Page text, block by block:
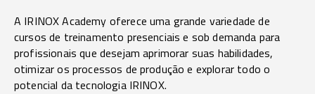
A IRINOX Academy oferece uma grande variedade de
cursos de treinamento presenciais e sob demanda para
profissionais que desejam aprimorar suas habilidades,
otimizar os processos de produção e explorar todo o
potencial da tecnologia IRINOX.